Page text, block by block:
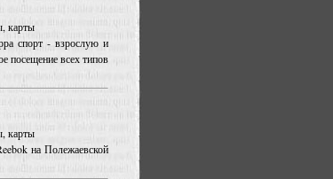
карты
спорт - взрослую и
посещение всех типов
карты
на Полежаевской